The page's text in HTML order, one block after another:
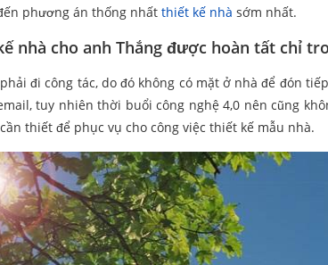
phương án thống nhất thiết kế nhà sớm nhất.
nhà cho anh Thắng được hoàn tất chỉ
đi công tác, do đó không có mặt ở nhà để đón
tuy nhiên thời buổi công nghệ 4,0 nên cũng
thiết để phục vụ cho công việc thiết kế mẫu nhà.